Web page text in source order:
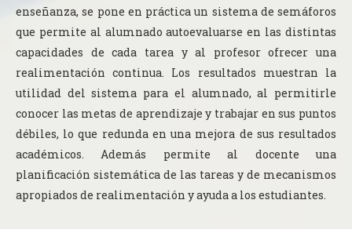
enseñanza, se pone en práctica un sistema de semáforos
que permite al alumnado autoevaluarse en las distintas
capacidades de cada tarea y al profesor ofrecer una
realimentación continua. Los resultados muestran la
utilidad del sistema para el alumnado, al permitirle
conocer las metas de aprendizaje y trabajar en sus puntos
débiles, lo que redunda en una mejora de sus resultados
académicos. Además permite al docente una
planificación sistemática de las tareas y de mecanismos
apropiados de realimentación y ayuda a los estudiantes.